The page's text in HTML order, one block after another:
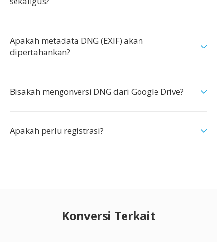
Apakah metadata DNG (EXIF) akan
dipertahankan?
Bisakah mengonversi DNG dari Google Drive?
Apakah perlu registrasi?
Konversi Terkait